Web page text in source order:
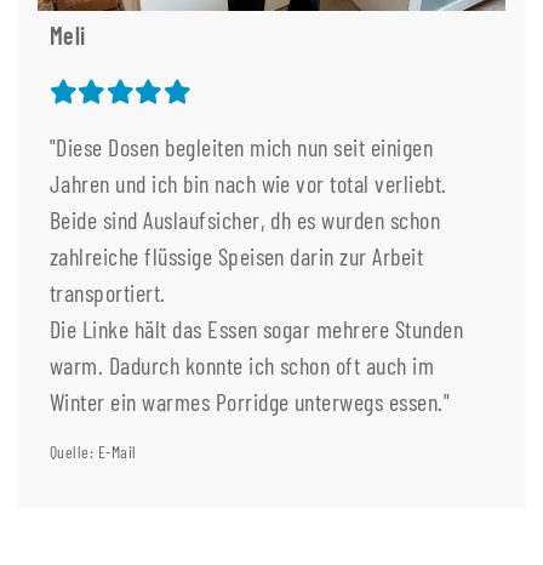
Meli
"Diese Dosen begleiten mich nun seit einigen
Jahren und ich bin nach wie vor total verliebt.
Beide sind Auslaufsicher, dh es wurden schon
zahlreiche flüssige Speisen darin zur Arbeit
transportiert.
Die Linke hält das Essen sogar mehrere Stunden
warm. Dadurch konnte ich schon oft auch im
Winter ein warmes Porridge unterwegs essen."
Quelle: E-Mail